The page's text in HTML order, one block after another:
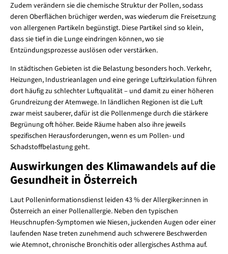
Zudem verändern sie die chemische Struktur der Pollen, sodass
deren Oberflächen brüchiger werden, was wiederum die Freisetzung
von allergenen Partikeln begünstigt. Diese Partikel sind so klein,
dass sie tief in die Lunge eindringen können, wo sie
Entzündungsprozesse auslösen oder verstärken.
In städtischen Gebieten ist die Belastung besonders hoch. Verkehr,
Heizungen, Industrieanlagen und eine geringe Luftzirkulation führen
dort häufig zu schlechter Luftqualität – und damit zu einer höheren
Grundreizung der Atemwege. In ländlichen Regionen ist die Luft
zwar meist sauberer, dafür ist die Pollenmenge durch die stärkere
Begrünung oft höher. Beide Räume haben also ihre jeweils
spezifischen Herausforderungen, wenn es um Pollen- und
Schadstoffbelastung geht.
Auswirkungen des Klimawandels auf die
Gesundheit in Österreich
Laut Polleninformationsdienst leiden 43 % der Allergiker:innen in
Österreich an einer Pollenallergie. Neben den typischen
Heuschnupfen-Symptomen wie Niesen, juckenden Augen oder einer
laufenden Nase treten zunehmend auch schwerere Beschwerden
wie Atemnot, chronische Bronchitis oder allergisches Asthma auf.